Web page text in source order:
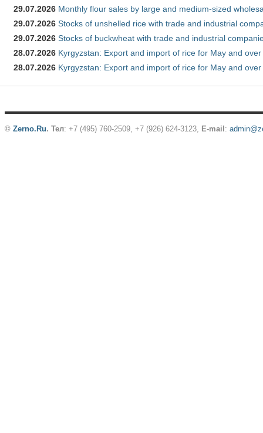
29.07.2026 Monthly flour sales by large and medium-sized
29.07.2026 Stocks of unshelled rice with trade and industrial
29.07.2026 Stocks of buckwheat with trade and industrial
28.07.2026 Kyrgyzstan: Export and import of rice for May and
28.07.2026 Kyrgyzstan: Export and import of rice for May and
© Zerno.Ru. Тел: +7 (495) 760-2509, +7 (926) 624-3123, E-mail :